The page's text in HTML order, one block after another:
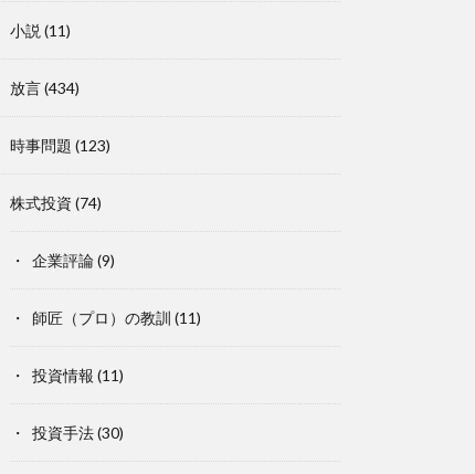
小説 (11)
放言(434)
時事問題 (123)
株式投資 (74)
企業評論(9)
師匠（プロ）の教訓 (11)
投資情報 (11)
投資手法(30)